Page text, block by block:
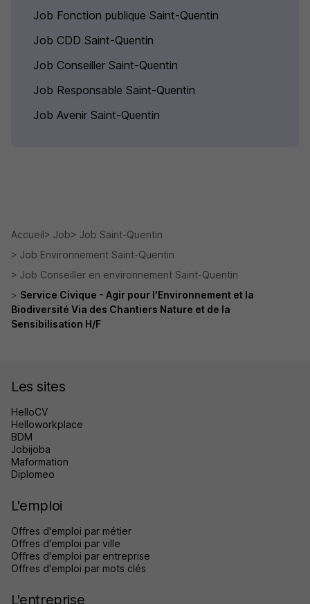
Job Fonction publique Saint-Quentin
Job CDD Saint-Quentin
Job Conseiller Saint-Quentin
Job Responsable Saint-Quentin
Job Avenir Saint-Quentin
Accueil Job
Job Saint-Quentin
Job Environnement Saint-Quentin
Job Conseiller en environnement Saint-Quentin
Service Civique - Agir pour l'Environnement et la
Biodiversité Via des Chantiers Nature et de la
Sensibilisation H/F
Les sites
HelloCV
Helloworkplace
BDM
Jobijoba
Maformation
Diplomeo
L'emploi
Offres d'emploi par métier
Offres d'emploi par ville
Offres d'emploi par entreprise
Offres d'emploi par mots clés
L'entreprise